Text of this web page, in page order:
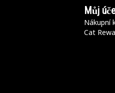
Můj
Nákupní
Cat